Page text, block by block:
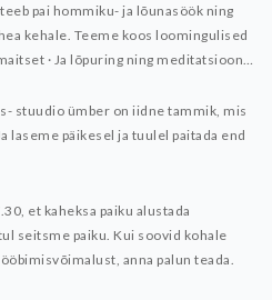
teeb pai hommiku- ja lõunasöök ning
kehale. Teeme koos loomingulised
· Ja lõpuring ning meditatsioon…
stuudio ümber on iidne tammik, mis
laseme päikesel ja tuulel paitada end
et kaheksa paiku alustada
seitsme paiku. Kui soovid kohale
anna palun teada.